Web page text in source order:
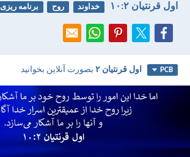
اول قرنتیان ۲:‏۱۰ خداوند روح برنامه ریزی
PCB اول قرنتیان ۲ بصورت آنلاین بخوانید